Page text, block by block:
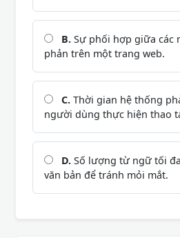
B. Sự phối hợp giữa các
phản trên một trang web.
C. Thời gian hệ thống
người dùng thực hiện thao
D. Số lượng từ ngữ tối
văn bản để tránh mỏi mắt.